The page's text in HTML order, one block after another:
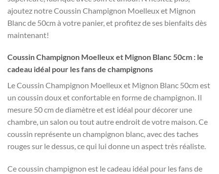
ajoutez notre Coussin Champignon Moelleux et Mignon
Blanc de 50cm à votre panier, et profitez de ses bienfaits dès
maintenant!
Coussin Champignon Moelleux et Mignon Blanc 50cm : le
cadeau idéal pour les fans de champignons
Le Coussin Champignon Moelleux et Mignon Blanc 50cm est
un coussin doux et confortable en forme de champignon. Il
mesure 50 cm de diamètre et est idéal pour décorer une
chambre, un salon ou tout autre endroit de votre maison. Ce
coussin représente un champignon blanc, avec des taches
rouges sur le dessus, ce qui lui donne un aspect très réaliste.
Ce coussin champignon est le cadeau idéal pour les fans de